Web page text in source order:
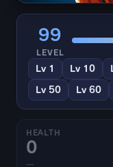
99
LEVEL
Lv 1 Lv 10
Lv 50 Lv 60
HEALTH
0
—